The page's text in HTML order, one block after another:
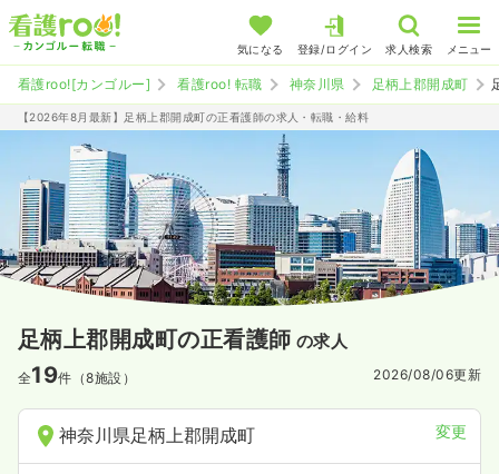
気になる 登録/ログイン 求人検索 メニュー
看護roo![カンゴルー] 看護roo! 転職 神奈川県 足柄上郡開成町
【2026年8月最新】足柄上郡開成町の正看護師の求人・転職・給料
足柄上郡開成町の正看護師 の求人
全19件（8施設） 2026/08/06更新
神奈川県足柄上郡開成町 変更